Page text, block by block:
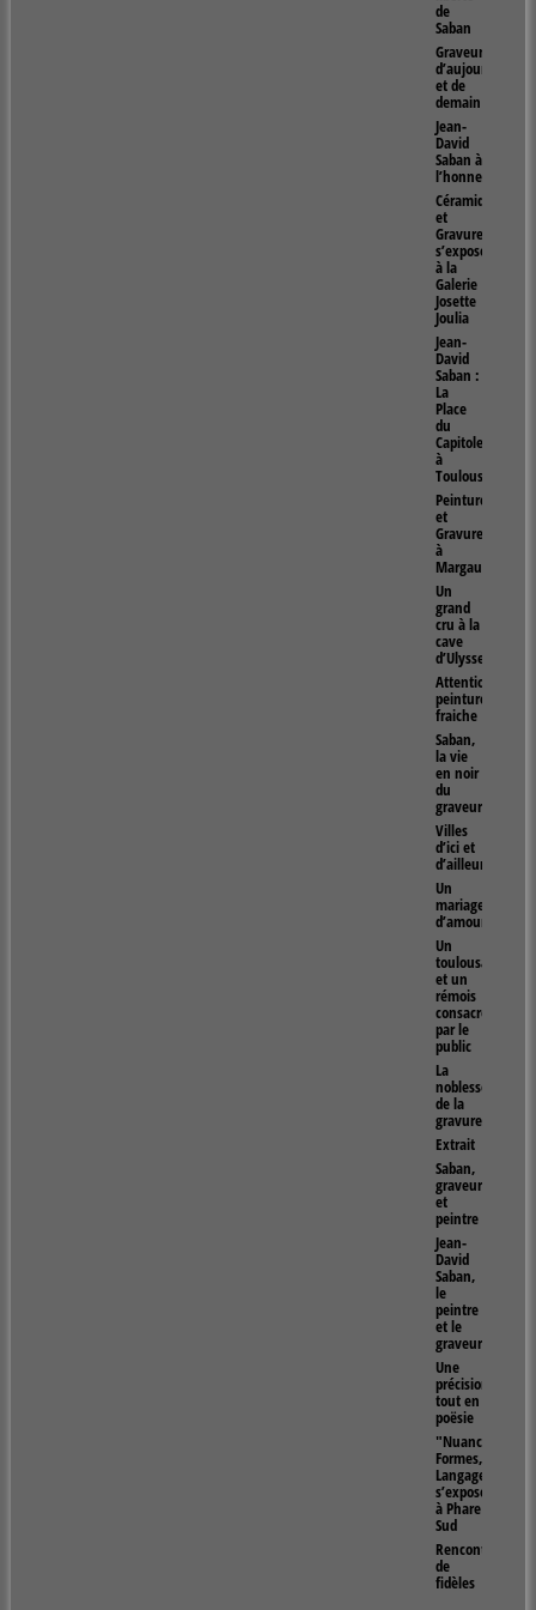
de
Saban
Graveur
d’aujourd’hui
et de
demain
Jean-
David
Saban à
l’honneur
Céramiques
et
Gravures
s’exposent
à la
Galerie
Josette
Joulia
Jean-
David
Saban :
La
Place
du
Capitole
à
Toulouse
Peintures
et
Gravures
à
Margaux
Un
grand
cru à la
cave
d’Ulysse
Attention
peinture
fraiche
Saban,
la vie
en noir
du
graveur
Villes
d’ici et
d’ailleurs
Un
mariage
d’amour
Un
toulousain
et un
rémois
consacrés
par le
public
La
noblesse
de la
gravure
Extrait
Saban,
graveur
et
peintre
Jean-
David
Saban,
le
peintre
et le
graveur
Une
précision
tout en
poësie
"Nuances,
Formes,
Langages"
s’exposent
à Phare
Sud
Rencontres
de
fidèles